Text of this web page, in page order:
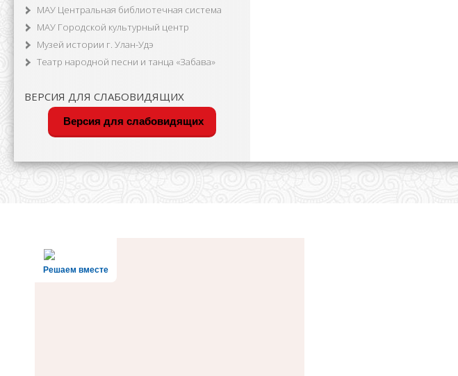
МАУ Центральная библиотечная система
МАУ Городской культурный центр
Музей истории г. Улан-Удэ
Театр народной песни и танца «Забава»
ВЕРСИЯ ДЛЯ СЛАБОВИДЯЩИХ
Версия для слабовидящих
Решаем вместе